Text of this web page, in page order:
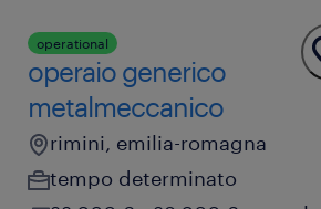
operational
operaio generico
metalmeccanico
rimini, emilia-romagna
tempo determinato